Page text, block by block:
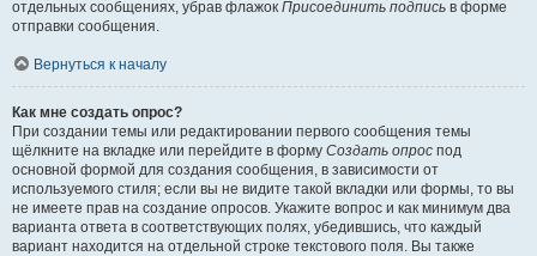
отдельных сообщениях, убрав флажок Присоединить подпись в форме
отправки сообщения.
Вернуться к началу
Как мне создать опрос?
При создании темы или редактировании первого сообщения темы
щёлкните на вкладке или перейдите в форму Создать опрос под
основной формой для создания сообщения, в зависимости от
используемого стиля; если вы не видите такой вкладки или формы, то вы
не имеете прав на создание опросов. Укажите вопрос и как минимум два
варианта ответа в соответствующих полях, убедившись, что каждый
вариант находится на отдельной строке текстового поля. Вы также